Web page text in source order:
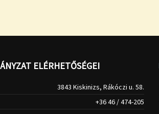
ELÉRHETŐSÉGEI
3843 Kiskinizs, Rákóczi u. 58.
+36 46 / 474-205